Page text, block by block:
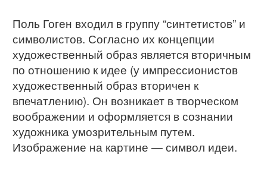
Поль Гоген входил в группу “синтетистов” и
символистов. Согласно их концепции
художественный образ является вторичным
по отношению к идее (у импрессионистов
художественный образ вторичен к
впечатлению). Он возникает в творческом
воображении и оформляется в сознании
художника умозрительным путем.
Изображение на картине — символ идеи.